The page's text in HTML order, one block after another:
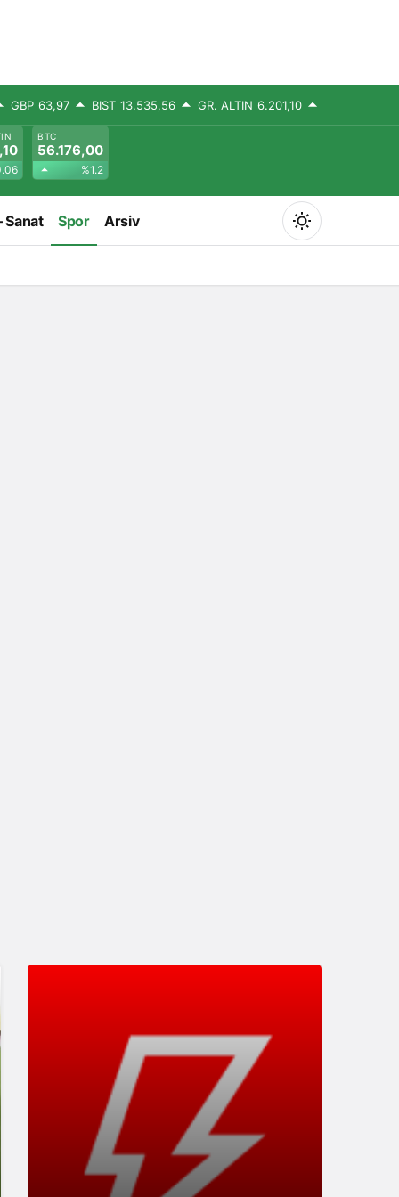
GBP 63,97 BIST 13.535,56 GR. ALTIN 6.201,10
BTC
56.176,00
%1.2
Sanat Spor Arsiv
Mod
değiştir